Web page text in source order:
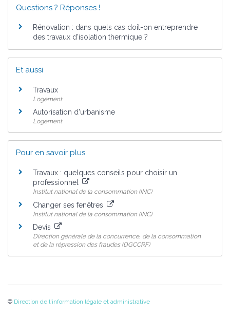
Questions ? Réponses !
Rénovation : dans quels cas doit-on entreprendre
des travaux d'isolation thermique ?
Et aussi
Travaux
Logement
Autorisation d'urbanisme
Logement
Pour en savoir plus
Travaux : quelques conseils pour choisir un
professionnel
Institut national de la consommation (INC)
Changer ses fenêtres
Institut national de la consommation (INC)
Devis
Direction générale de la concurrence, de la consommation
et de la répression des fraudes (DGCCRF)
© Direction de l'information légale et administrative